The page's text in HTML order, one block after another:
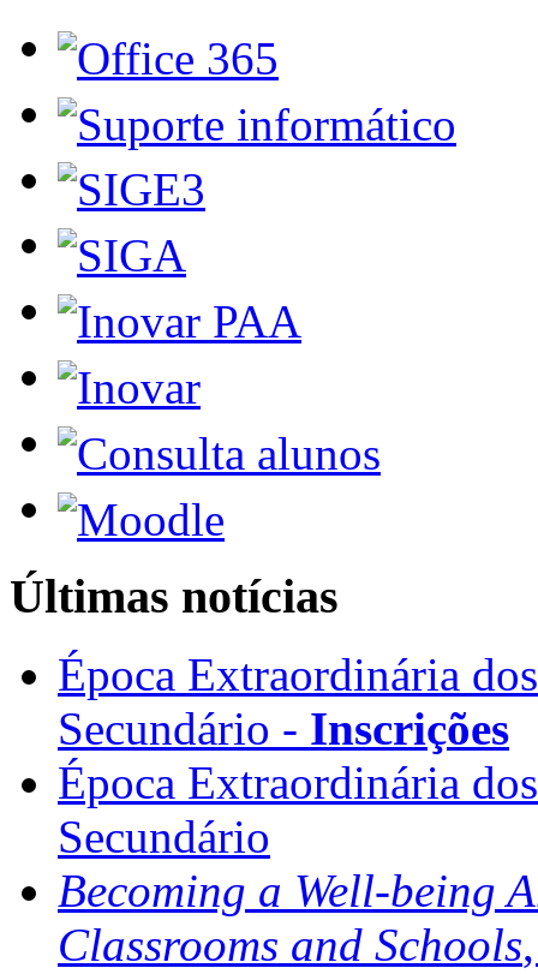
Últimas notícias
Época Extraordinária
Secundário - Inscrições
Época Extraordinária
Secundário
Becoming a Well-being
Classrooms and Schools